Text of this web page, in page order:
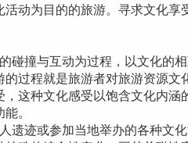
动为目的的旅游。寻求文化享
撞与互动为过程，以文化的相
过程就是旅游者对旅游资源文
这种文化感受以饱含文化内涵
。
迹或参加当地举办的各种文